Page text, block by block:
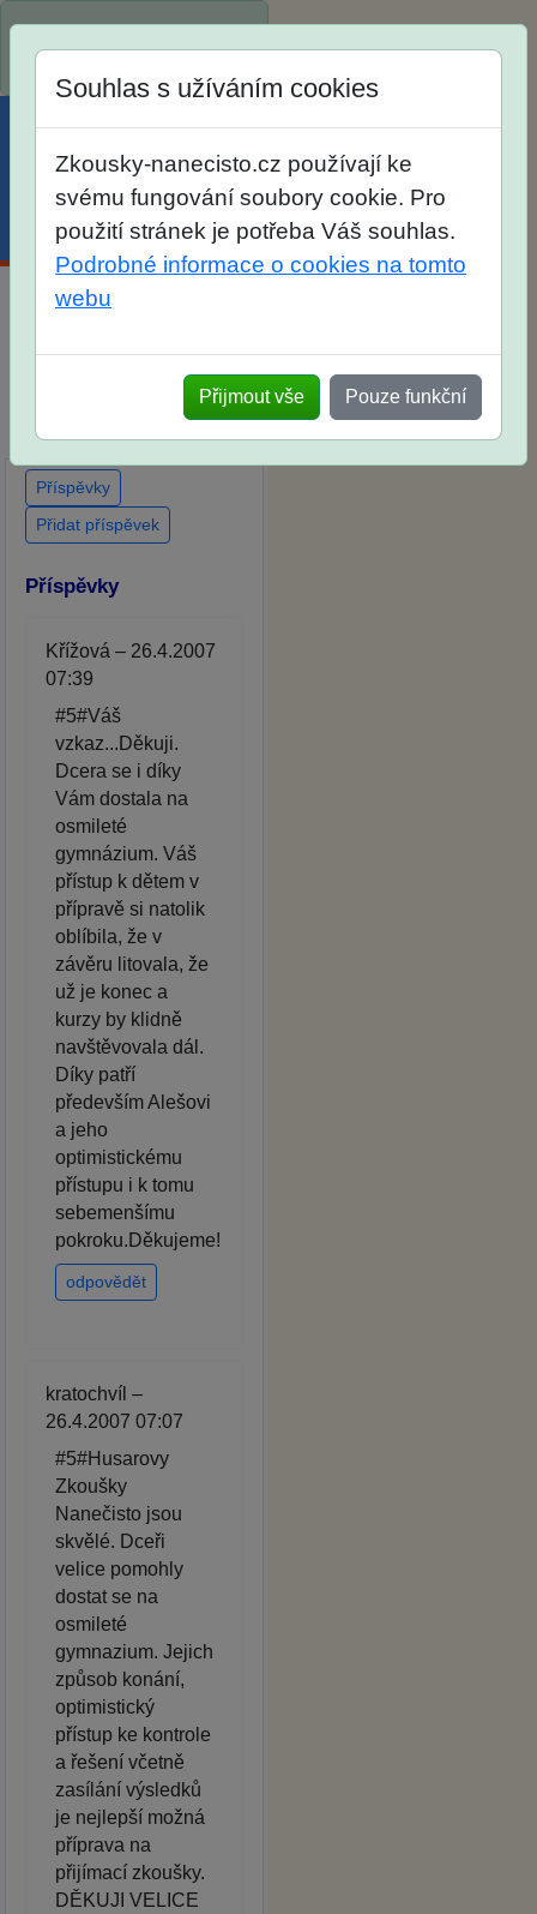
na školní rok 2026/2027!
Menu Účet Košík
zkoušek na SŠ? Vaše
ohlasy po skutečných
přijímacích zkouškách
Souhlas s užíváním cookies
Zkousky-nanecisto.cz používají ke
svému fungování soubory cookie. Pro
použití stránek je potřeba Váš souhlas.
Podrobné informace o cookies na tomto
webu
Přijmout vše Pouze funkční
Příspěvky
Přidat příspěvek
Příspěvky
Křížová – 26.4.2007
07:39
#5#Váš
vzkaz...Děkuji.
Dcera se i díky
Vám dostala na
osmileté
gymnázium. Váš
přístup k dětem v
přípravě si natolik
oblíbila, že v
závěru litovala, že
už je konec a
kurzy by klidně
navštěvovala dál.
Díky patří
především Alešovi
a jeho
optimistickému
přístupu i k tomu
sebemenšímu
pokroku.Děkujeme!
odpovědět
kratochvíl –
26.4.2007 07:07
#5#Husarovy
Zkoušky
Nanečisto jsou
skvělé. Dceři
velice pomohly
dostat se na
osmileté
gymnazium. Jejich
způsob konání,
optimistický
přístup ke kontrole
a řešení včetně
zasílání výsledků
je nejlepší možná
příprava na
přijímací zkoušky.
DĚKUJI VELICE